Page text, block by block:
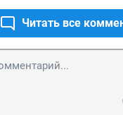
Читать все